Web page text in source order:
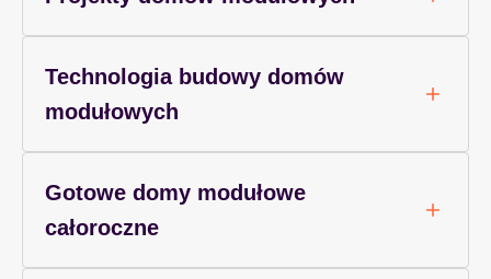
Technologia budowy domów
modułowych
Gotowe domy modułowe
całoroczne